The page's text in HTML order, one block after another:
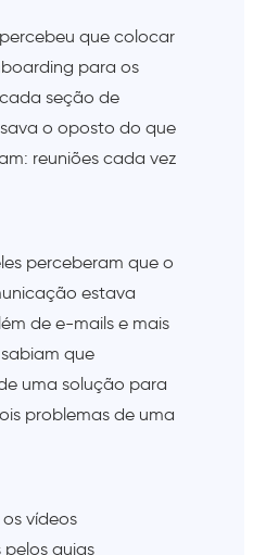
que colocar
para os
seção de
o oposto do que
reuniões cada vez
perceberam que o
estava
de e-mails e mais
que
uma solução para
problemas de uma
vídeos
guias